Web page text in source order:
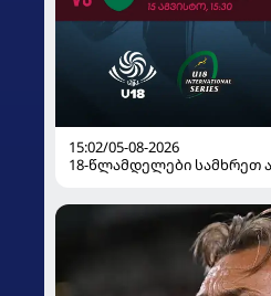
15:02/05-08-2026
18-წლამდელები სამხრეთ